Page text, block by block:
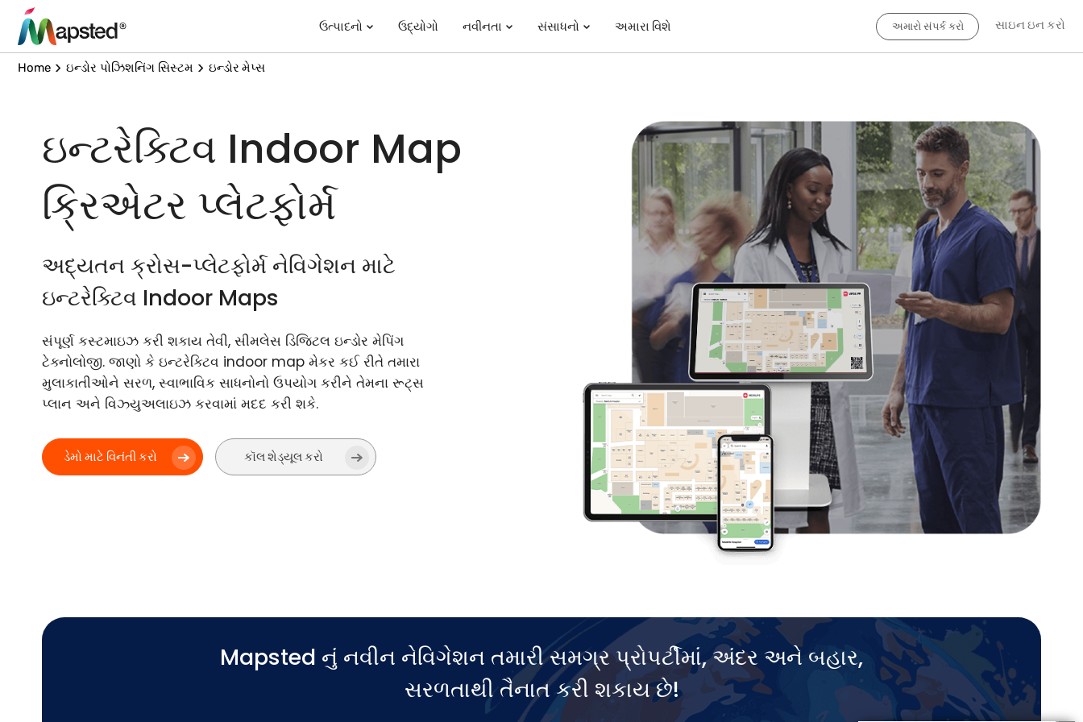
ઉત્પાદનો ઉદ્યોગો નવીનતા સંસાધનો અમારા વિશે અમારો સંપર્ક કરો સાઇન ઇન કરો
Home ઇન્ડોર પોઝિશનિંગ સિસ્ટમ ઇન્ડોર મેપ્સ
ઇન્ટરેક્ટિવ Indoor Map
ક્રિએટર પ્લેટફોર્મ
અદ્યતન ક્રોસ-પ્લેટફોર્મ નેવિગેશન માટે
ઇન્ટરેક્ટિવ Indoor Maps
સંપૂર્ણ કસ્ટમાઇઝ કરી શકાય તેવી, સીમલેસ ડિજિટલ ઇન્ડોર મેપિંગ
ટેક્નોલોજી. જાણો કે ઇન્ટરેક્ટિવ indoor map મેકર કઈ રીતે તમારા
મુલાકાતીઓને સરળ, સ્વાભાવિક સાધનોનો ઉપયોગ કરીને તેમના રૂટ્સ
પ્લાન અને વિઝ્યુઅલાઇઝ કરવામાં મદદ કરી શકે.
ડેમો માટે વિનંતી કરો કૉલ શેડ્યૂલ કરો
Mapsted નું નવીન નેવિગેશન તમારી સમગ્ર પ્રોપર્ટીમાં, અંદર અને બહાર,
સરળતાથી તૈનાત કરી શકાય છે!